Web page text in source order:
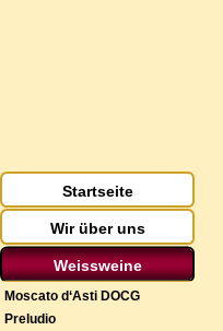
Startseite
Wir über uns
Weissweine
Moscato d‘Asti DOCG
Preludio